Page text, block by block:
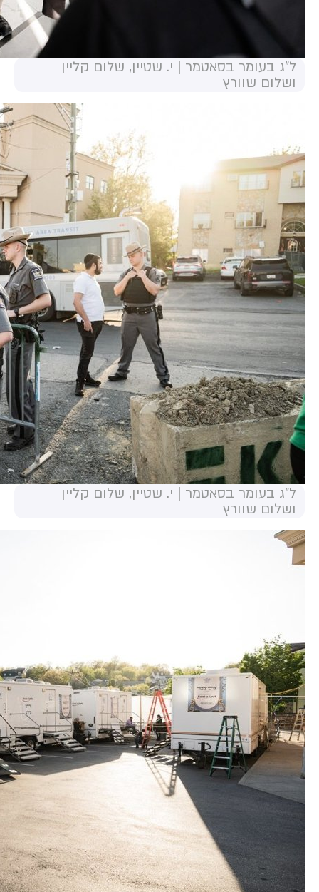
ל"ג בעומר בסאטמר | י. שטיין, שלום קליין
ושלום שוורץ
ל"ג בעומר בסאטמר | י. שטיין, שלום קליין
ושלום שוורץ